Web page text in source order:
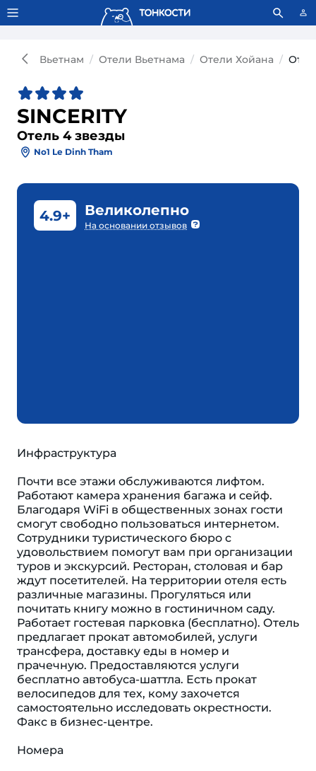
Тонкости используют сookie-файлы. Что это значит?
Вьетнам Отели Вьетнама Отели Хойана
SINCERITY
Отель 4 звезды
No1 Le Dinh Tham
4.9+ Великолепно
На основании отзывов
Инфраструктура
Почти все этажи обслуживаются лифтом.
Работают камера хранения багажа и сейф.
Благодаря WiFi в общественных зонах гости
смогут свободно пользоваться интернетом.
Сотрудники туристического бюро с
удовольствием помогут вам при организации
туров и экскурсий. Ресторан, столовая и бар
ждут посетителей. На территории отеля есть
различные магазины. Прогуляться или
почитать книгу можно в гостиничном саду.
Работает гостевая парковка (бесплатно). Отель
предлагает прокат автомобилей, услуги
трансфера, доставку еды в номер и
прачечную. Предоставляются услуги
бесплатно автобуса-шаттла. Есть прокат
велосипедов для тех, кому захочется
самостоятельно исследовать окрестности.
Факс в бизнес-центре.
Номера